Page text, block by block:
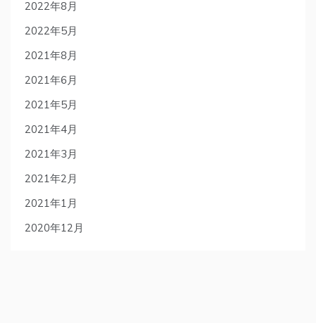
2022年8月
2022年5月
2021年8月
2021年6月
2021年5月
2021年4月
2021年3月
2021年2月
2021年1月
2020年12月